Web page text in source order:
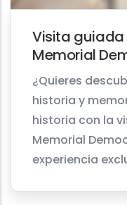
Visita guiada
Memorial
¿Quieres
historia y
historia con la
Memorial
experiencia